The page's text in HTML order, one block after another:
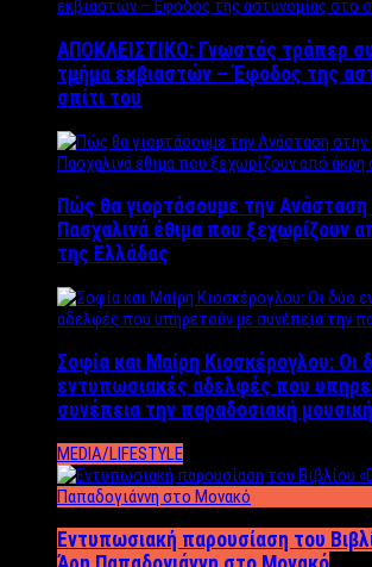
ΑΠΟΚΛΕΙΣΤΙΚΟ: Γνωστός τράπερ
τμήμα εκβιαστών – Έφοδος της
σπίτι του
Πώς θα γιορτάσουμε την
Πασχαλινά έθιμα που ξεχωρίζουν
της Ελλάδας
Σοφία και Μαίρη Κιοσκέρογλου: Οι
εντυπωσιακές αδελφές που
συνέπεια την παραδοσιακή μουσική
MEDIA/LIFESTYLE
Εντυπωσιακή παρουσίαση του